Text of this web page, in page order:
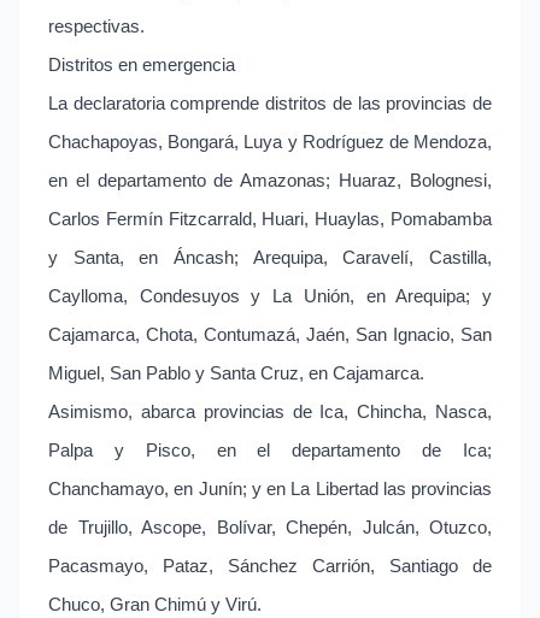
respectivas.
Distritos en emergencia
La declaratoria comprende distritos de las provincias de
Chachapoyas, Bongará, Luya y Rodríguez de Mendoza,
en el departamento de Amazonas; Huaraz, Bolognesi,
Carlos Fermín Fitzcarrald, Huari, Huaylas, Pomabamba
y Santa, en Áncash; Arequipa, Caravelí, Castilla,
Caylloma, Condesuyos y La Unión, en Arequipa; y
Cajamarca, Chota, Contumazá, Jaén, San Ignacio, San
Miguel, San Pablo y Santa Cruz, en Cajamarca.
Asimismo, abarca provincias de Ica, Chincha, Nasca,
Palpa y Pisco, en el departamento de Ica;
Chanchamayo, en Junín; y en La Libertad las provincias
de Trujillo, Ascope, Bolívar, Chepén, Julcán, Otuzco,
Pacasmayo, Pataz, Sánchez Carrión, Santiago de
Chuco, Gran Chimú y Virú.